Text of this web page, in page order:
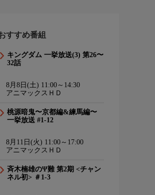
すすめ番組
キングダム 一挙放送(3) 第26〜
32話
8月8日(土) 11:00～14:30
アニマックスＨＤ
桃源暗鬼〜京都編&練馬編〜
一挙放送 #1-12
8月11日(火) 11:00～17:00
アニマックスＨＤ
斉木楠雄のΨ難 第2期 <チャン
ネル初> ＃1-3